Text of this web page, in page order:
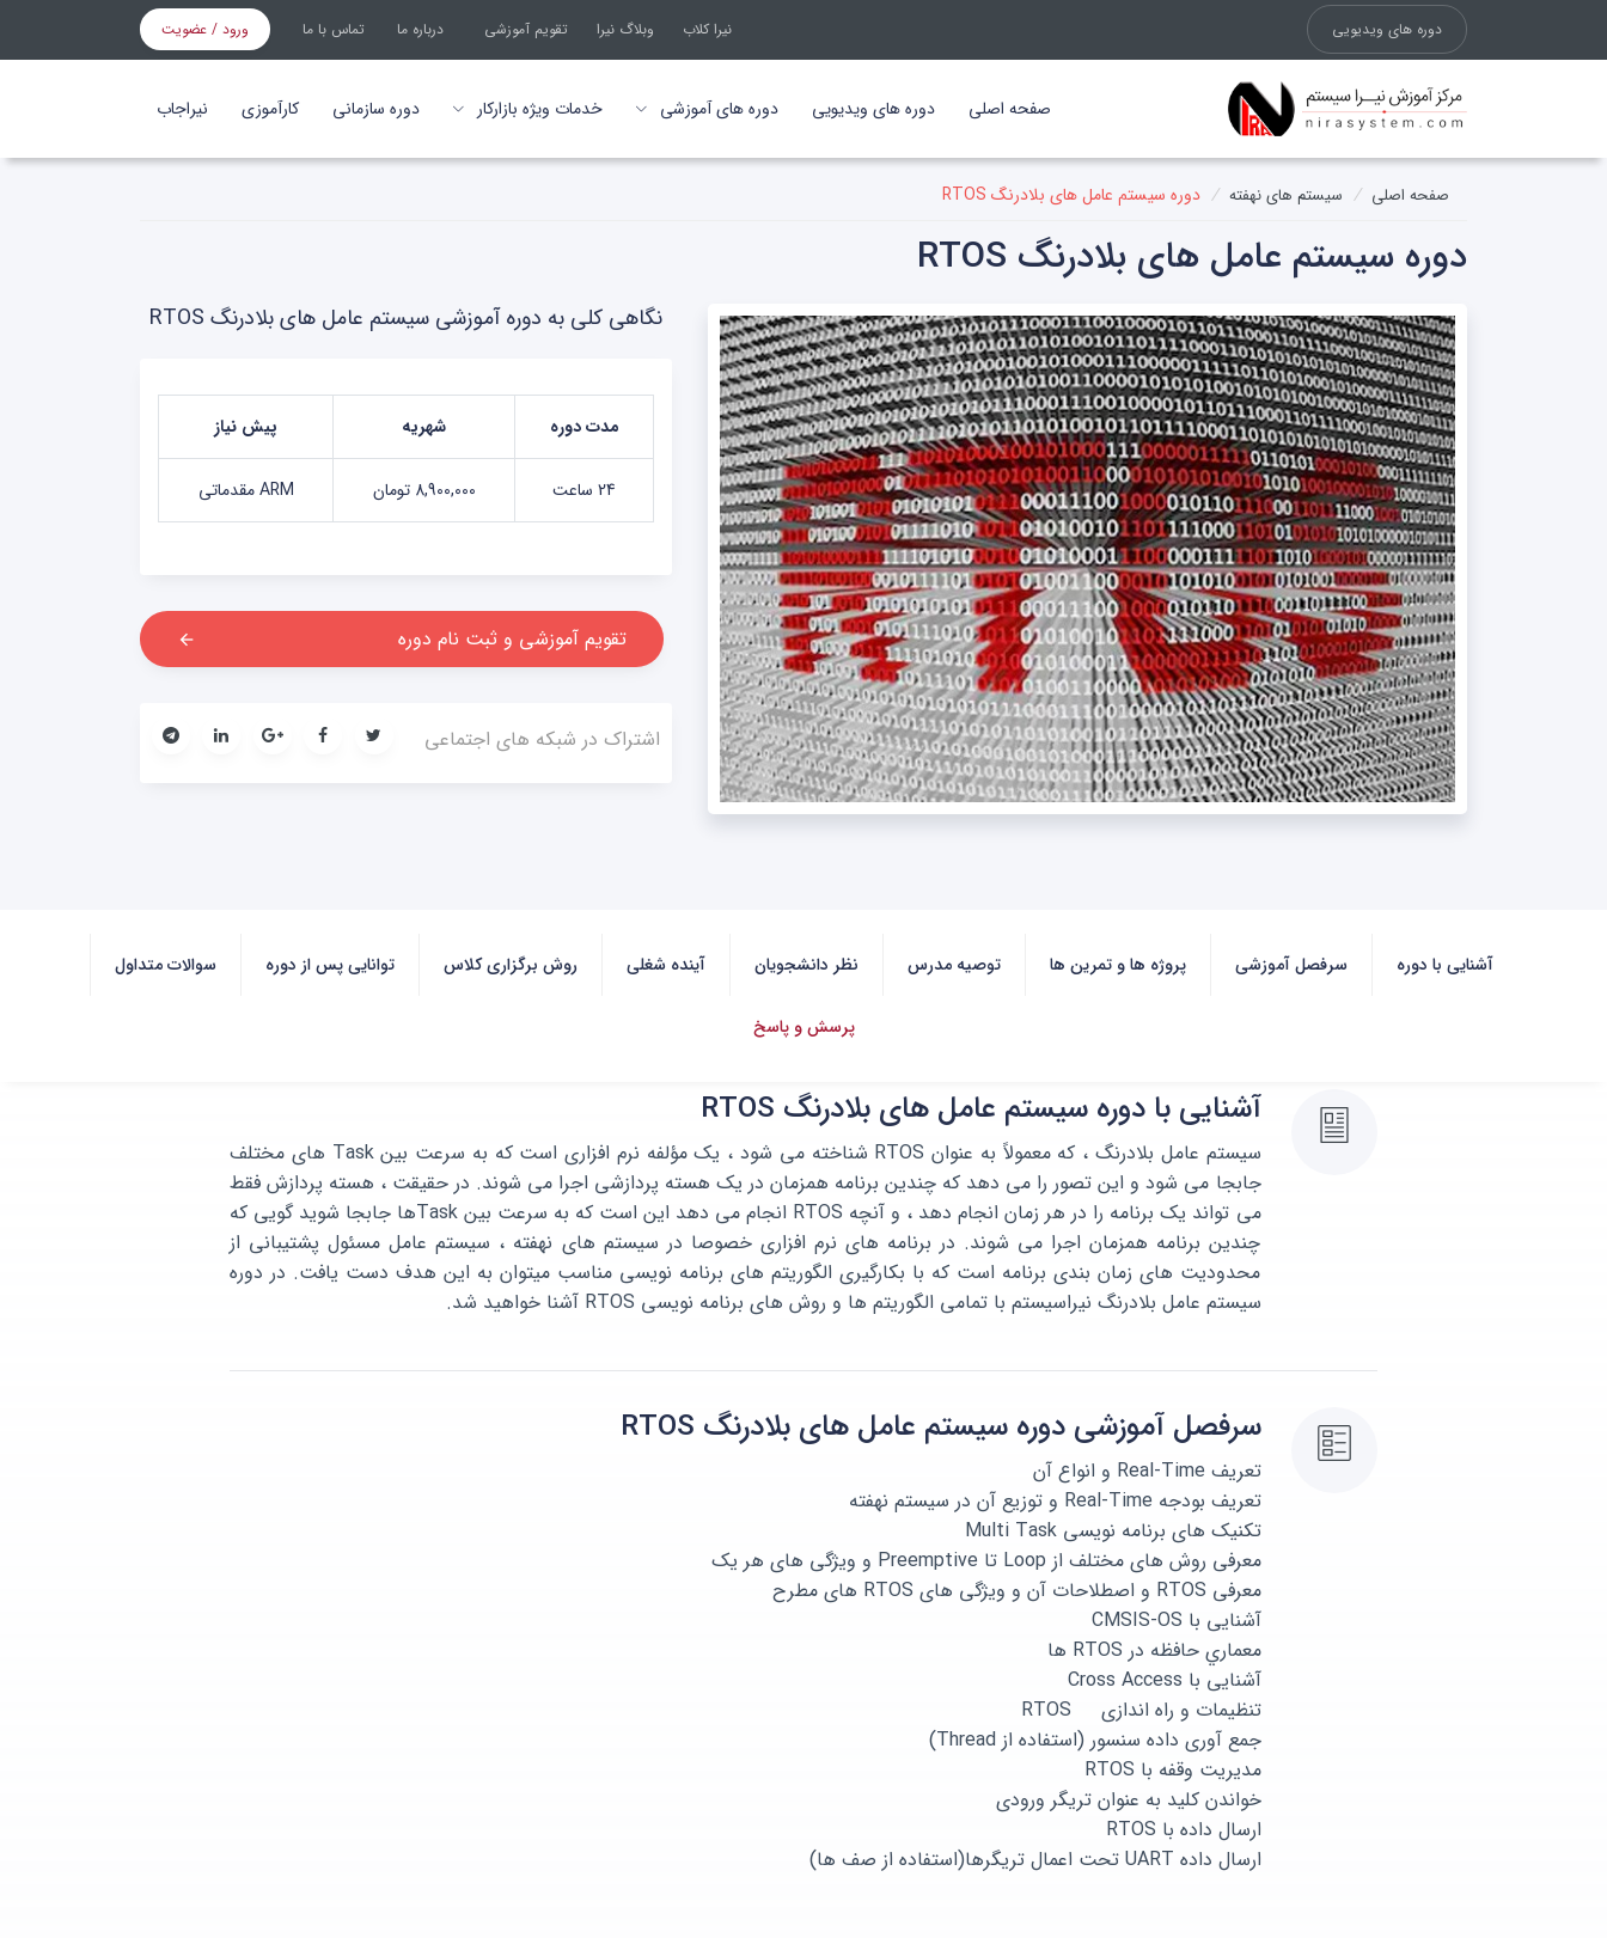
دوره های ویدیویی نیرا کلاب وبلاگ نیرا تقویم آموزشی درباره ما تماس با ما ورود / عضویت
صفحه اصلی دوره های ویدیویی دوره های آموزشی خدمات ویژه بازارکار دوره سازمانی کارآموزی نیراجاب
صفحه اصلی / سیستم های نهفته / دوره سیستم عامل های بلادرنگ RTOS
دوره سیستم عامل های بلادرنگ RTOS
نگاهی کلی به دوره آموزشی سیستم عامل های بلادرنگ RTOS
مدت دوره شهریه پیش نیاز
24 ساعت 8,900,000 تومان ARM مقدماتی
تقویم آموزشی و ثبت نام دوره arrow_backward
اشتراک در شبکه های اجتماعی
آشنایی با دوره سرفصل آموزشی پروژه ها و تمرین ها توصیه مدرس نظر دانشجویان آینده شغلی روش برگزاری کلاس توانایی پس از دوره سوالات متداول
پرسش و پاسخ
آشنایی با دوره سیستم عامل های بلادرنگ RTOS
سیستم عامل بلادرنگ ، که معمولاً به عنوان RTOS شناخته می شود ، یک مؤلفه نرم افزاری است که به سرعت بین Task های مختلف
جابجا می شود و این تصور را می دهد که چندین برنامه همزمان در یک هسته پردازشی اجرا می شوند. در حقیقت ، هسته پردازش فقط
می تواند یک برنامه را در هر زمان انجام دهد ، و آنچه RTOS انجام می دهد این است که به سرعت بین Taskها جابجا شوید گویی که
چندین برنامه همزمان اجرا می شوند. در برنامه های نرم افزاری خصوصا در سیستم های نهفته ، سیستم عامل مسئول پشتیبانی از
محدودیت های زمان بندی برنامه است که با بکارگیری الگوریتم های برنامه نویسی مناسب میتوان به این هدف دست یافت. در دوره
سیستم عامل بلادرنگ نیراسیستم با تمامی الگوریتم ها و روش های برنامه نویسی RTOS آشنا خواهید شد.
سرفصل آموزشی دوره سیستم عامل های بلادرنگ RTOS
تعریف Real-Time و انواع آن
تعریف بودجه Real-Time و توزیع آن در سیستم نهفته
تکنیک های برنامه نویسی Multi Task
معرفی روش های مختلف از Loop تا Preemptive و ویژگی های هر یک
معرفی RTOS و اصطلاحات آن و ویژگی های RTOS های مطرح
آشنایی با CMSIS-OS
معماري حافظه در RTOS ها
آشنايی با Cross Access
تنظیمات و راه اندازی RTOS
جمع آوری داده سنسور (استفاده از Thread)
مدیریت وقفه با RTOS
خواندن کلید به عنوان تریگر ورودی
ارسال داده با RTOS
ارسال داده UART تحت اعمال تریگرها(استفاده از صف ها)